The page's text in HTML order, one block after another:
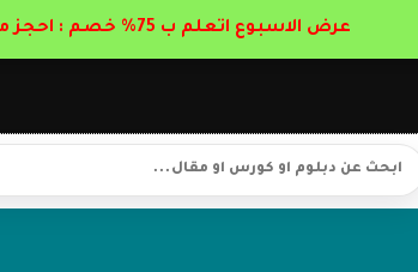
عرض الاسبوع اتعلم ب 75% خصم : احجز مقعدك الان